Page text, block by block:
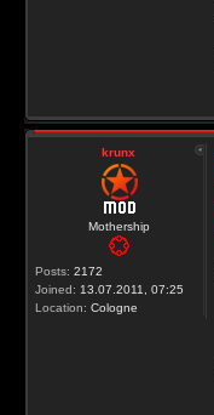
krunx
Mothership
Posts: 2172
Joined: 13.07.2011, 07:25
Location: Cologne